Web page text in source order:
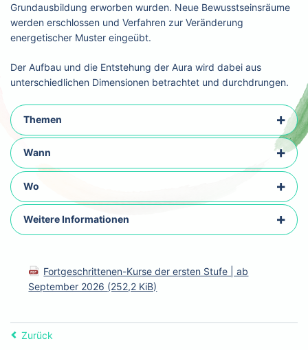
Grundausbildung erworben wurden. Neue Bewusstseinsräume
werden erschlossen und Verfahren zur Veränderung
energetischer Muster eingeübt.
Der Aufbau und die Entstehung der Aura wird dabei aus
unterschiedlichen Dimensionen betrachtet und durchdrungen.
Themen
Wann
Wo
Weitere Informationen
Fortgeschrittenen-Kurse der ersten Stufe | ab
September 2026 (252,2 KiB)
Zurück